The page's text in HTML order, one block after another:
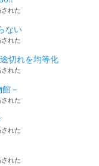
れた
ない
れた
切れを均等化
れた
－
れた
れた
れた